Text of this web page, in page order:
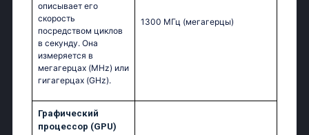
описывает его
скорость
посредством циклов
в секунду. Она
измеряется в
мегагерцах (MHz) или
гигагерцах (GHz).
1300 МГц (мегагерцы)
Графический
процессор (GPU)